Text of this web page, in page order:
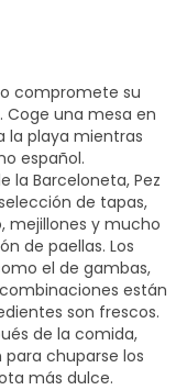
compromete su
una mesa en
la playa mientras
español.
la Barceloneta, Pez
de tapas,
mejillones y mucho
de paellas. Los
el de gambas,
están
son frescos.
de la comida,
chuparse los
más dulce.